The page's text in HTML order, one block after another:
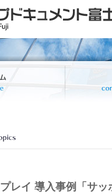
レイ 導入事例「サ